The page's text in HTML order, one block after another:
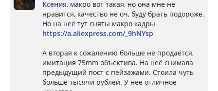
Ксения, макро вот такая, но она мне не
нравится, качество не оч, буду брать подороже.
Но на неё тут сняты макро кадры
https://a.aliexpress.com/_9hNYsp
А вторая к сожалению больше не продаётся,
имитация 75mm объектива. На неё снимала
предыдущий пост с пейзажами. Стоила чуть
больше тысячи рублей. У неё отличное